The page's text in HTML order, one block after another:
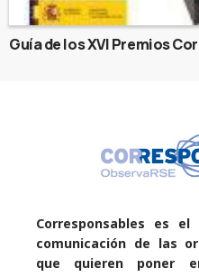
Guía de los XVI Premios
Corresponsables es
comunicación de las
que quieren poner